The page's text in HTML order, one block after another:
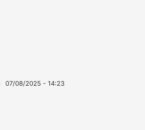
07/08/2025 - 14:23